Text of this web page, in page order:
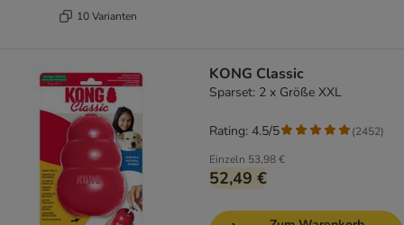
10 Varianten
KONG Classic
Sparset: 2 x Größe XXL
Einzeln 53,98 €
52,49 €
Rating: 4.5/5 (2452)